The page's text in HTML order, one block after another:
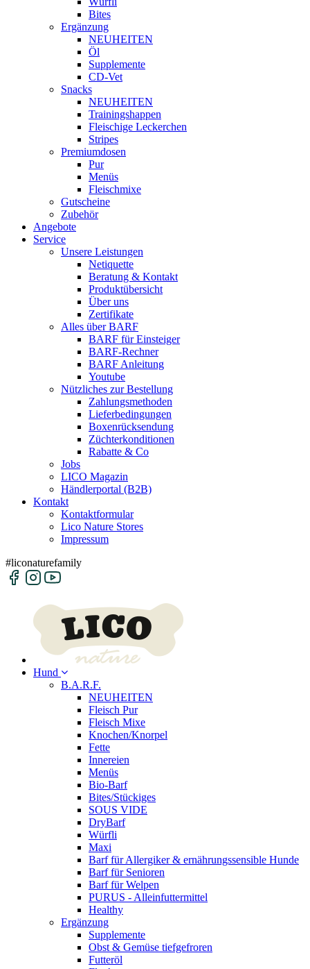
Bites
Ergänzung
NEUHEITEN
Öl
Supplemente
CD-Vet
Snacks
NEUHEITEN
Trainingshappen
Fleischige Leckerchen
Stripes
Premiumdosen
Pur
Menüs
Fleischmixe
Gutscheine
Zubehör
Angebote
Service
Unsere Leistungen
Netiquette
Beratung & Kontakt
Produktübersicht
Über uns
Zertifikate
Alles über BARF
BARF für Einsteiger
BARF-Rechner
BARF Anleitung
Youtube
Nützliches zur Bestellung
Zahlungsmethoden
Lieferbedingungen
Boxenrücksendung
Züchterkonditionen
Rabatte & Co
Jobs
LICO Magazin
Händlerportal (B2B)
Kontakt
Kontaktformular
Lico Nature Stores
Impressum
#liconaturefamily
Hund
B.A.R.F.
NEUHEITEN
Fleisch Pur
Fleisch Mixe
Knochen/Knorpel
Fette
Innereien
Menüs
Bio-Barf
Bites/Stückiges
SOUS VIDE
DryBarf
Würfli
Maxi
Barf für Allergiker & ernährungssensible Hunde
Barf für Senioren
Barf für Welpen
PURUS - Alleinfuttermittel
Healthy
Ergänzung
Supplemente
Obst & Gemüse tiefgefroren
Futteröl